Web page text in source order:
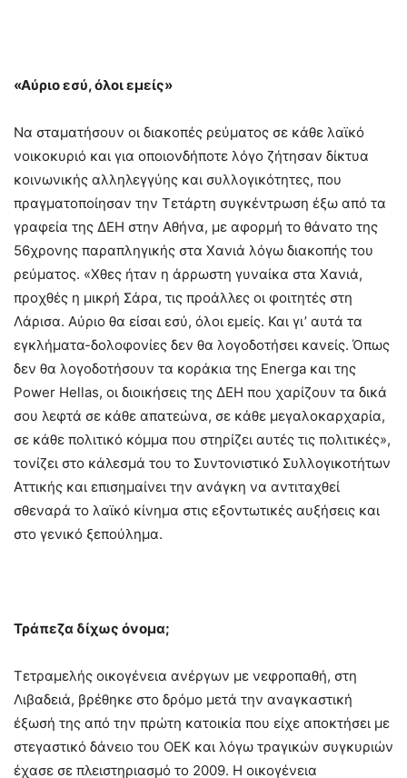
«Αύριο εσύ, όλοι εμείς»
Να σταματήσουν οι διακοπές ρεύματος σε κάθε λαϊκό
νοικοκυριό και για οποιονδήποτε λόγο ζήτησαν δίκτυα
κοινωνικής αλληλεγγύης και συλλογικότητες, που
πραγματοποίησαν την Τετάρτη συγκέντρωση έξω από τα
γραφεία της ΔΕΗ στην Αθήνα, με αφορμή το θάνατο της
56χρονης παραπληγικής στα Χανιά λόγω διακοπής του
ρεύματος. «Χθες ήταν η άρρωστη γυναίκα στα Χανιά,
προχθές η μικρή Σάρα, τις προάλλες οι φοιτητές στη
Λάρισα. Αύριο θα είσαι εσύ, όλοι εμείς. Και γι’ αυτά τα
εγκλήματα-δολοφονίες δεν θα λογοδοτήσει κανείς. Όπως
δεν θα λογοδοτήσουν τα κοράκια της Energa και της
Power Hellas, οι διοικήσεις της ΔΕΗ που χαρίζουν τα δικά
σου λεφτά σε κάθε απατεώνα, σε κάθε μεγαλοκαρχαρία,
σε κάθε πολιτικό κόμμα που στηρίζει αυτές τις πολιτικές»,
τονίζει στο κάλεσμά του το Συντονιστικό Συλλογικοτήτων
Αττικής και επισημαίνει την ανάγκη να αντιταχθεί
σθεναρά το λαϊκό κίνημα στις εξοντωτικές αυξήσεις και
στο γενικό ξεπούλημα.
Τράπεζα δίχως όνομα;
Τετραμελής οικογένεια ανέργων με νεφροπαθή, στη
Λιβαδειά, βρέθηκε στο δρόμο μετά την αναγκαστική
έξωσή της από την πρώτη κατοικία που είχε αποκτήσει με
στεγαστικό δάνειο του ΟΕΚ και λόγω τραγικών συγκυριών
έχασε σε πλειστηριασμό το 2009. Η οικογένεια